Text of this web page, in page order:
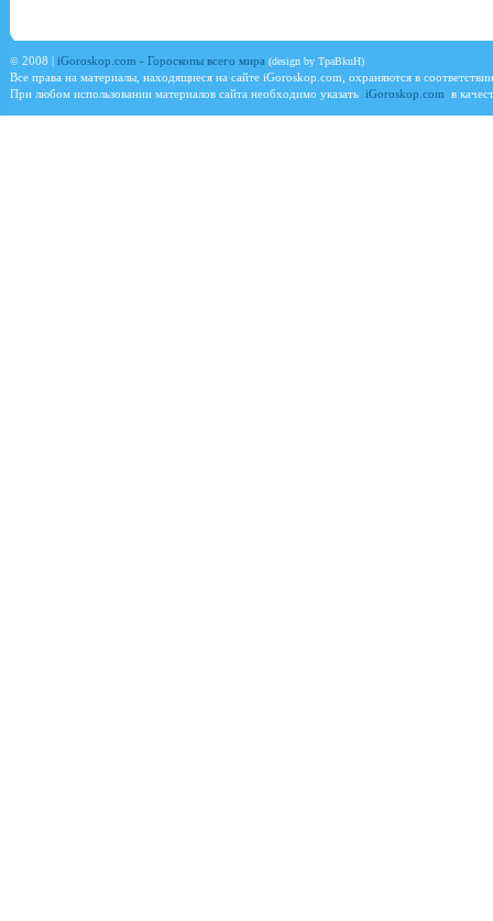
© 2008 | iGoroskop.com - Гороскопы всего мира (design by TpaBkuH)
Все права на материалы, находящиеся на сайте iGoroskop.com , охраняются в
При любом использовании материалов сайта необходимо указать iGoroskop.com в